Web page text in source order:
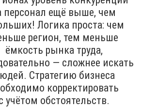
персонал ещё выше, чем
Логика проста: чем
регион, тем меньше
ёмкость рынка труда,
— сложнее искать
Стратегию бизнеса
корректировать
учётом обстоятельств.